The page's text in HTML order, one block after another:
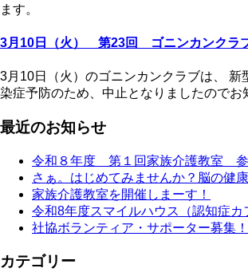
ます。
3月10日（火） 第23回 ゴニンカンクラ
3月10日（火）のゴニンカンクラブは、 新
染症予防のため、中止となりましたのでお
最近のお知らせ
令和８年度 第１回家族介護教室 参
さぁ。はじめてみませんか？脳の健
家族介護教室を開催しまーす！
令和8年度スマイルハウス（認知症カ
社協ボランティア・サポーター募集！
カテゴリー